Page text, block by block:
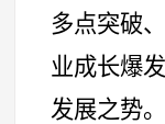
多点突破
业成长爆
发展之势。